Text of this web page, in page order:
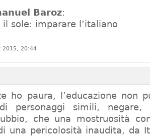
Baroz:
il sole: imparare l’italiano
2015, 20:44
ho paura, l’educazione non
personaggi simili, negare,
che una mostruosità
una pericolosità inaudita, da